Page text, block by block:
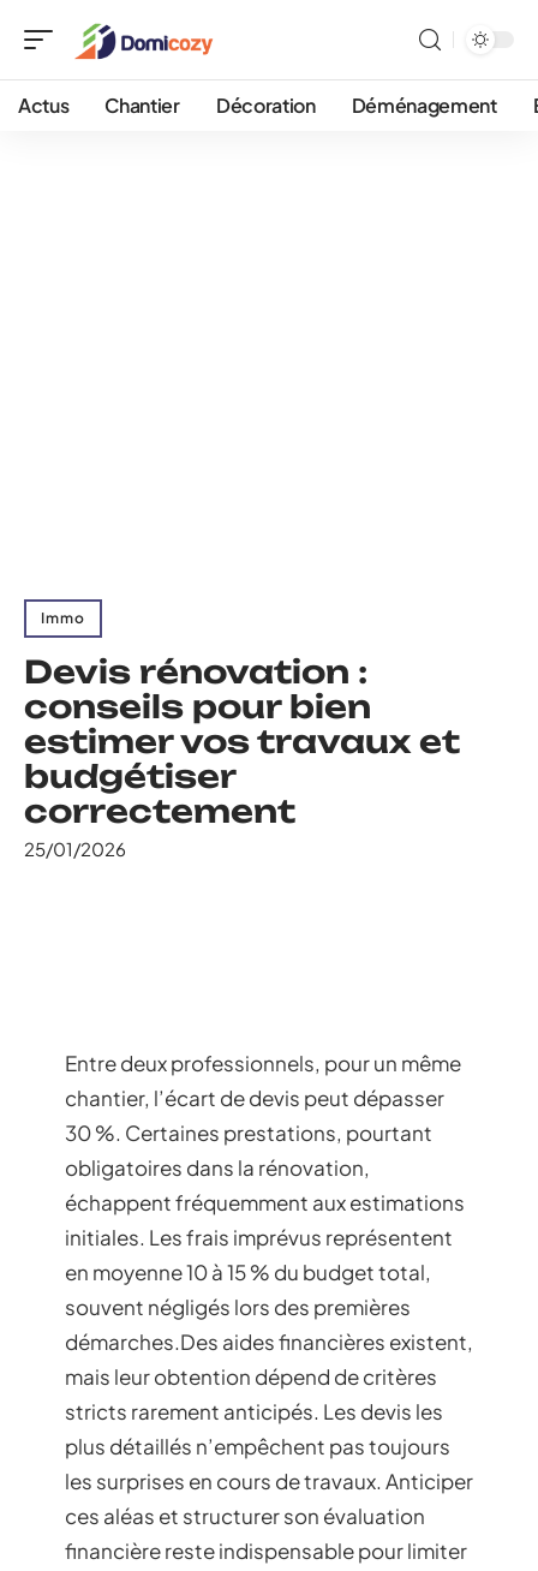
Actus Chantier Décoration Déménagement
Immo
Devis rénovation :
conseils pour bien
estimer vos travaux et
budgétiser
correctement
25/01/2026
Entre deux professionnels, pour un même
chantier, l’écart de devis peut dépasser
30 %. Certaines prestations, pourtant
obligatoires dans la rénovation,
échappent fréquemment aux estimations
initiales. Les frais imprévus représentent
en moyenne 10 à 15 % du budget total,
souvent négligés lors des premières
démarches.Des aides financières existent,
mais leur obtention dépend de critères
stricts rarement anticipés. Les devis les
plus détaillés n’empêchent pas toujours
les surprises en cours de travaux. Anticiper
ces aléas et structurer son évaluation
financière reste indispensable pour limiter